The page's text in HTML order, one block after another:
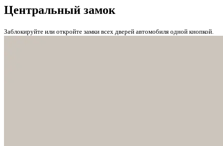
Центральный замок
Заблокируйте или откройте замки всех дверей автомобиля одной кнопкой.